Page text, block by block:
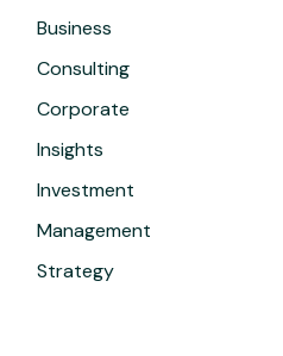
Business
Consulting
Corporate
Insights
Investment
Management
Strategy